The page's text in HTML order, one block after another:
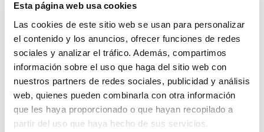
Esta página web usa cookies
Las cookies de este sitio web se usan para personalizar
el contenido y los anuncios, ofrecer funciones de redes
sociales y analizar el tráfico. Además, compartimos
información sobre el uso que haga del sitio web con
nuestros partners de redes sociales, publicidad y análisis
web, quienes pueden combinarla con otra información
que les haya proporcionado o que hayan recopilado a
partir del uso que haya hecho de sus servicios.
publicación del documento Suggestions for
updating the Environmental Footprint (EF)
method (septiembre 2019) donde se especifica
que uno de los objetivos de este documento es
detallar como calcular la HA en ausencia de
EFCR.
El próximo 29 de junio tendrá lugar la primera
reunión de manera virtual donde se explicarán
las tareas a desarrollar durante el periodo del
proyecto y también se compartirán con los